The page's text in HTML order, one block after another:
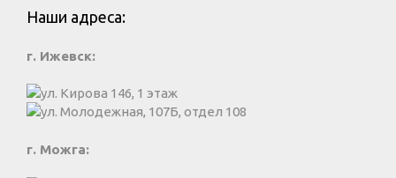
Наши адреса:
г. Ижевск:
ул. Кирова 146, 1 этаж
ул. Молодежная, 107Б, отдел 108
г. Можга: